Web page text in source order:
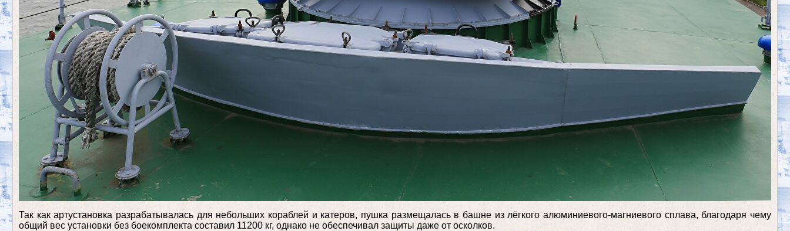
Так как артустановка разрабатывалась для небольших кораблей и катеров, пушка размещалась в башне из лёгкого алюминиевого-магниевого сплава, благодаря чему
общий вес установки без боекомплекта составил 11200 кг, однако не обеспечивал защиты даже от осколков.